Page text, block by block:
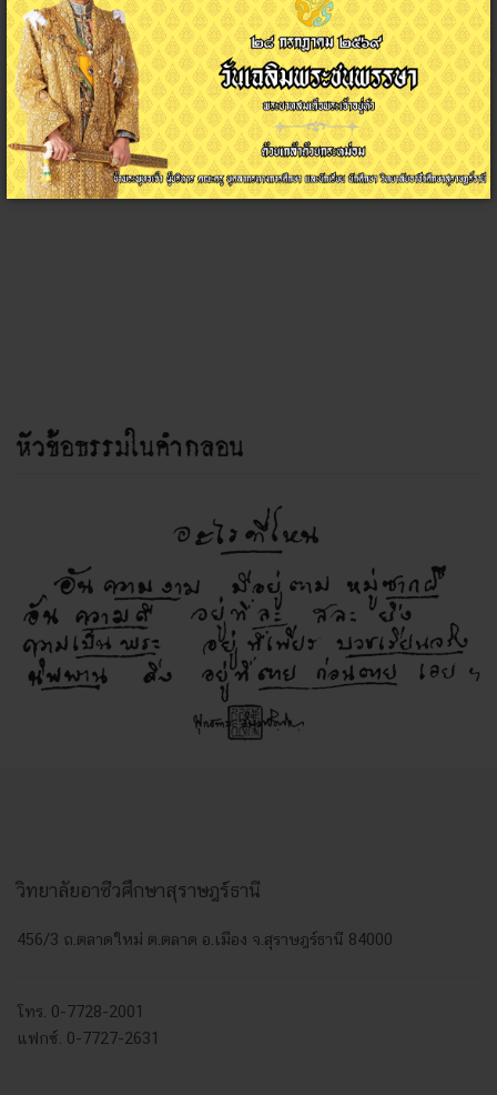
วิทยาลัยอาชีวศึกษาสุราษฎร์ธานี
456/3 ถ.ตลาดใหม่ ต.ตลาด อ.เมือง จ.สุราษฎร์ธานี 84000
โทร. 0-7728-2001
แฟกซ์. 0-7727-2631